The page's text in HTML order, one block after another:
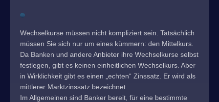
Wechselkurse müssen nicht kompliziert sein. Tatsächlich
müssen Sie sich nur um eines kümmern: den Mittelkurs.
Da Banken und andere Anbieter ihre Wechselkurse selbst
festlegen, gibt es keinen einheitlichen Wechselkurs. Aber
in Wirklichkeit gibt es einen „echten“ Zinssatz. Er wird als
mittlerer Marktzinssatz bezeichnet.
Im Allgemeinen sind Banker bereit, für eine bestimmte